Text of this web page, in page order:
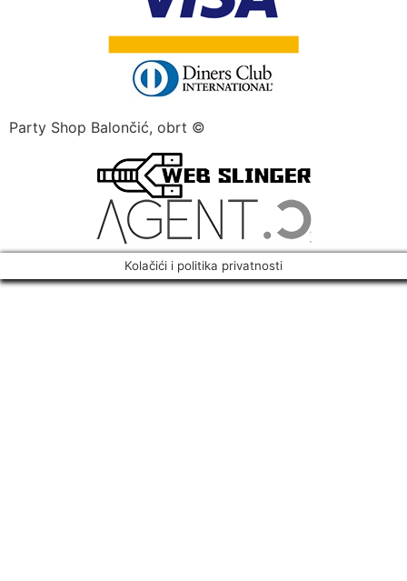
Party Shop Balončić, obrt ©
Kolačići i politika privatnosti